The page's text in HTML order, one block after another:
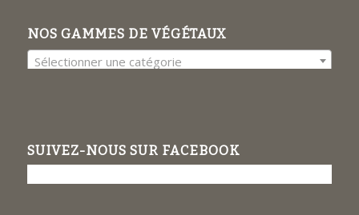
NOS GAMMES DE VÉGÉTAUX
Sélectionner une catégorie
SUIVEZ-NOUS SUR FACEBOOK